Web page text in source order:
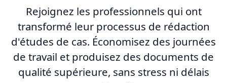
Rejoignez les professionnels qui ont
transformé leur processus de rédaction
d'études de cas. Économisez des journées
de travail et produisez des documents de
qualité supérieure, sans stress ni délais